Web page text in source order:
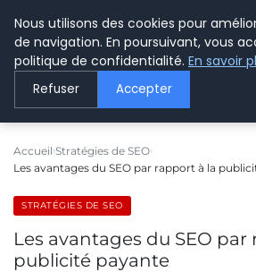
LE
Accueil Stratégies de SEO
Les avantages du SEO par rapport à la
STRATÉGIES DE SEO
Les avantages du SEO par
publicité payante
Nous utilisons des cookies pour
de navigation. En poursuivant, vous
politique de confidentialité. En savoir
Refuser Accepter